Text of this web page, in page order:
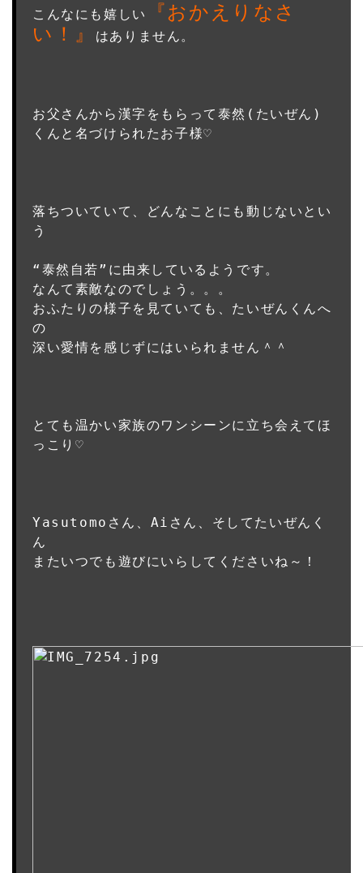
こんなにも嬉しい
『おかえりなさ
い！』
はありません。
お父さんから漢字をもらって泰然(たいぜん)
くんと名づけられたお子様♡
落ちついていて、どんなことにも動じないとい
“泰然自若”に由来しているようです。
なんて素敵なのでしょう。。。
おふたりの様子を見ていても、たいぜんくんへ
の
深い愛情を感じずにはいられません＾＾
とても温かい家族のワンシーンに立ち会えてほ
っこり♡
Yasutomoさん、Aiさん、そしてたいぜんく
ん
またいつでも遊びにいらしてくださいね～！